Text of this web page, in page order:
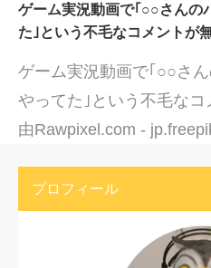
ゲーム実況動画で｢○○さんの
た｣という不毛なコメントが
ゲーム実況動画で｢○○さ
やってた｣という不毛な
由Rawpixel.com -
プロフィール